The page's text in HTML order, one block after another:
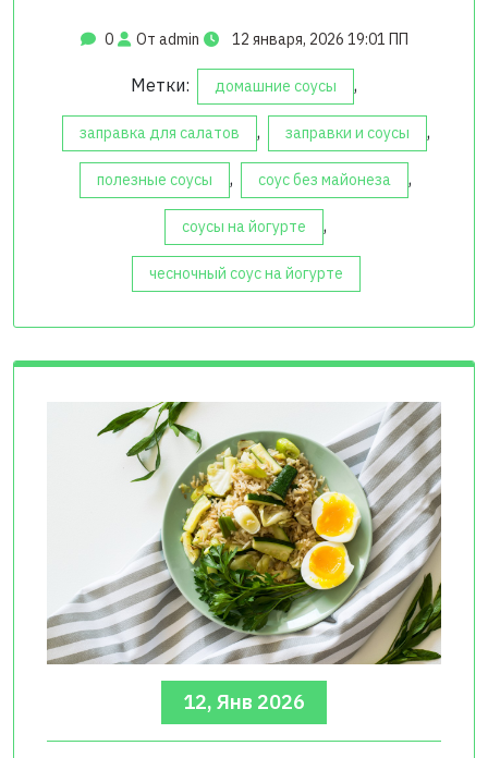
0 От admin 12 января, 2026 19:01 ПП
Метки: домашние соусы ,
заправка для салатов , заправки и соусы ,
полезные соусы , соус без майонеза ,
соусы на йогурте ,
чесночный соус на йогурте
12, Янв 2026